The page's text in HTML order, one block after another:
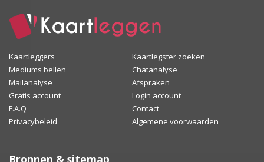
Kaartleggers
Kaartlegster zoeken
Mediums bellen
Chatanalyse
Mailanalyse
Afspraken
Gratis account
Login account
F.A.Q
Contact
Privacybeleid
Algemene voorwaarden
Bronnen & sitemap